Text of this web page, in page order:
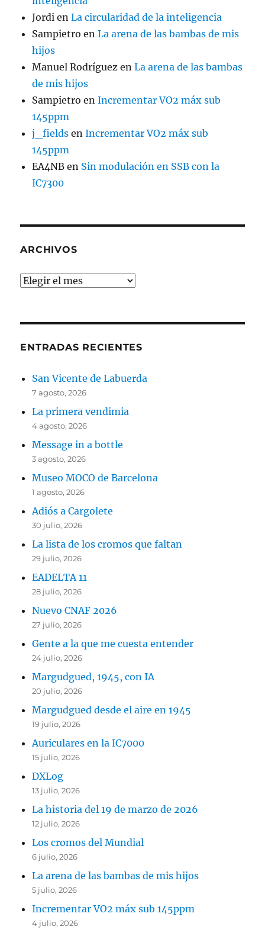
Jordi enLa circularidad de la inteligencia
Sampietro enLa arena de las bambas de mis
hijos
Manuel Rodríguez enLa arena de las bambas
de mis hijos
Sampietro enIncrementar VO2 máx sub
145ppm
j_fields enIncrementar VO2 máx sub
145ppm
EA4NB en Sin modulación en SSB con la
IC7300
ARCHIVOS
Archivos
ENTRADAS RECIENTES
San Vicente de Labuerda
7 agosto, 2026
La primera vendimia
4 agosto, 2026
Message in a bottle
3 agosto, 2026
Museo MOCO de Barcelona
1 agosto, 2026
Adiós a Cargolete
30 julio, 2026
La lista de los cromos que faltan
29 julio, 2026
EADELTA 11
28 julio, 2026
Nuevo CNAF 2026
27 julio, 2026
Gente a la que me cuesta entender
24 julio, 2026
Margudgued, 1945, con IA
20 julio, 2026
Margudgued desde el aire en 1945
19 julio, 2026
Auriculares en la IC7000
15 julio, 2026
DXLog
13 julio, 2026
La historia del 19 de marzo de 2026
12 julio, 2026
Los cromos del Mundial
6 julio, 2026
La arena de las bambas de mis hijos
5 julio, 2026
Incrementar VO2 máx sub 145ppm
4 julio, 2026